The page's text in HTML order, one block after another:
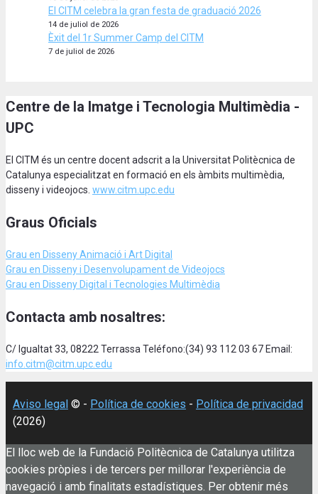
El CITM celebra la gran festa de graduació 2026
14 de juliol de 2026
Èxit del 1r Summer Camp del CITM
7 de juliol de 2026
Centre de la Imatge i Tecnologia Multimèdia -
UPC
El CITM és un centre docent adscrit a la Universitat Politècnica de
Catalunya especialitzat en formació en els àmbits multimèdia,
disseny i videojocs. www.citm.upc.edu
Graus Oficials
Grau en Disseny Animació i Art Digital
Grau en Disseny i Desenvolupament de Videojocs
Grau en Disseny Digital i Tecnologies Multimèdia
Contacta amb nosaltres:
C/ Igualtat 33, 08222 Terrassa Teléfono:(34) 93 112 03 67 Email:
info.citm@citm.upc.edu
Aviso legal © - Política de cookies - Política de privacidad
(2026)
El lloc web de la Fundació Politècnica de Catalunya utilitza
cookies pròpies i de tercers per millorar l'experiència de
navegació i amb finalitats estadístiques. Per obtenir més